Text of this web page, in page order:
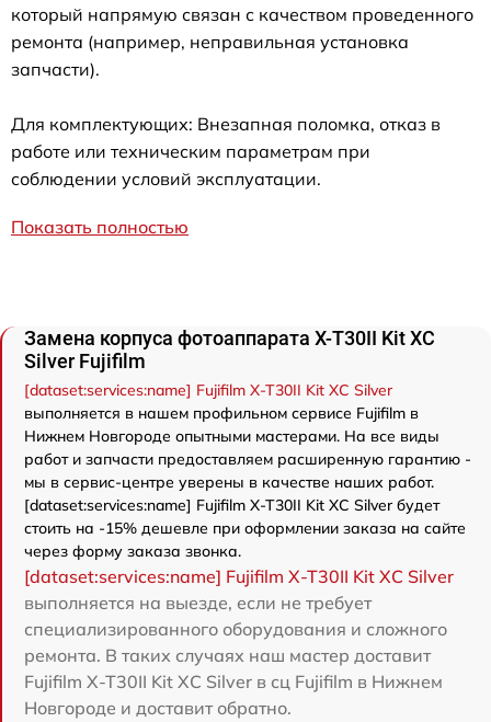
который напрямую связан с качеством проведенного
ремонта (например, неправильная установка
запчасти).
Для комплектующих: Внезапная поломка, отказ в
работе или техническим параметрам при
соблюдении условий эксплуатации.
Показать полностью
Замена корпуса фотоаппарата X-T30II Kit XC
Silver Fujifilm
[dataset:services:name] Fujifilm X-T30II Kit XC Silver
выполняется в нашем профильном сервисе Fujifilm в
Нижнем Новгороде опытными мастерами. На все виды
работ и запчасти предоставляем расширенную гарантию -
мы в сервис-центре уверены в качестве наших работ.
[dataset:services:name] Fujifilm X-T30II Kit XC Silver будет
стоить на -15% дешевле при оформлении заказа на сайте
через форму заказа звонка.
[dataset:services:name] Fujifilm X-T30II Kit XC Silver
выполняется на выезде, если не требует
специализированного оборудования и сложного
ремонта. В таких случаях наш мастер доставит
Fujifilm X-T30II Kit XC Silver в сц Fujifilm в Нижнем
Новгороде и доставит обратно.